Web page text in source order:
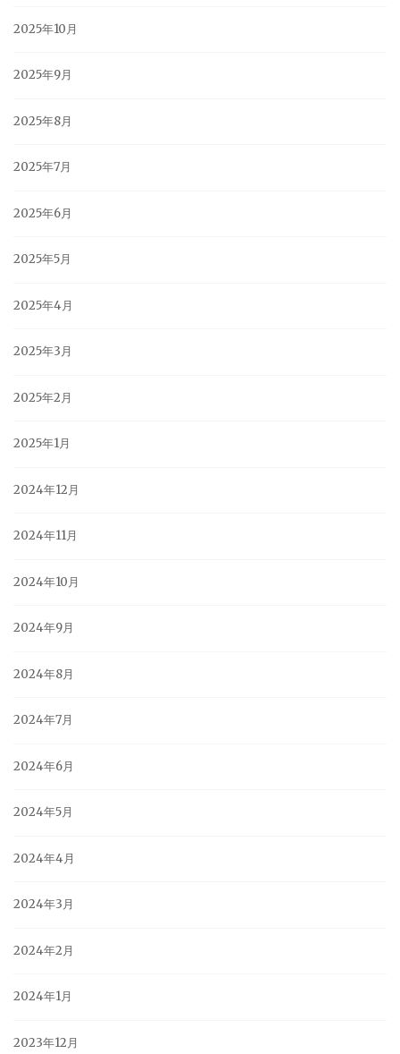
2025年10月
2025年9月
2025年8月
2025年7月
2025年6月
2025年5月
2025年4月
2025年3月
2025年2月
2025年1月
2024年12月
2024年11月
2024年10月
2024年9月
2024年8月
2024年7月
2024年6月
2024年5月
2024年4月
2024年3月
2024年2月
2024年1月
2023年12月